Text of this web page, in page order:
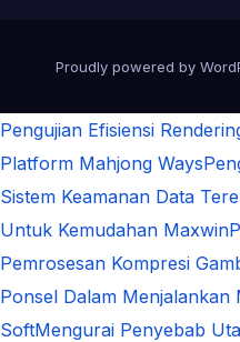
Proudly powered by
Pengujian Efisiensi
Platform Mahjong Ways
Sistem Keamanan Data
Untuk Kemudahan Maxwin
Pemrosesan Kompresi
Ponsel Dalam Menjalankan
SoftMengurai Penyebab